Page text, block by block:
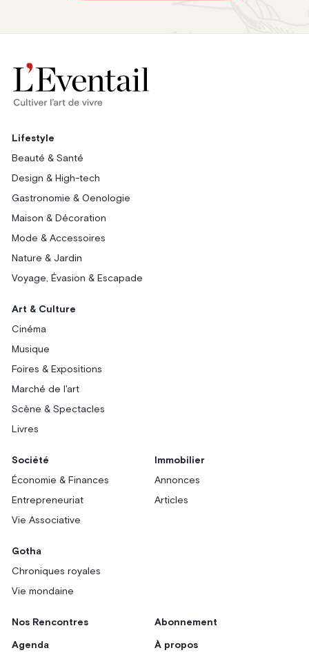
Lifestyle
Beauté & Santé
Design & High-tech
Gastronomie & Oenologie
Maison & Décoration
Mode & Accessoires
Nature & Jardin
Voyage, Évasion & Escapade
Art & Culture
Cinéma
Musique
Foires & Expositions
Marché de l'art
Scène & Spectacles
Livres
Société
Économie & Finances
Entrepreneuriat
Vie Associative
Immobilier
Annonces
Articles
Gotha
Chroniques royales
Vie mondaine
Nos Rencontres
Agenda
Abonnement
À propos